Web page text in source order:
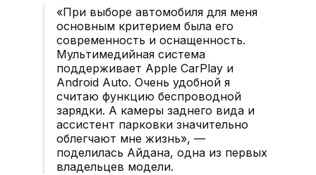
«При выборе автомобиля для меня
основным критерием была его
современность и оснащенность.
Мультимедийная система
поддерживает Apple CarPlay и
Android Auto. Очень удобной я
считаю функцию беспроводной
зарядки. А камеры заднего вида и
ассистент парковки значительно
облегчают мне жизнь», —
поделилась Айдана, одна из первых
владельцев модели.